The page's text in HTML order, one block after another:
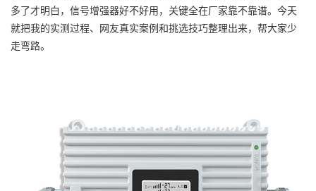
多了才明白，信号增强器好不好用，关键全在厂家靠不靠谱。今天
就把我的实测过程、网友真实案例和挑选技巧整理出来，帮大家少
走弯路。